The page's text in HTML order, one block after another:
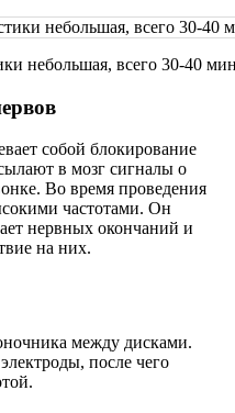
небольшая, всего 30-40
собой блокирование
в мозг сигналы о
Во время проведения
частотами. Он
нервных окончаний и
на них.
между дисками.
после чего